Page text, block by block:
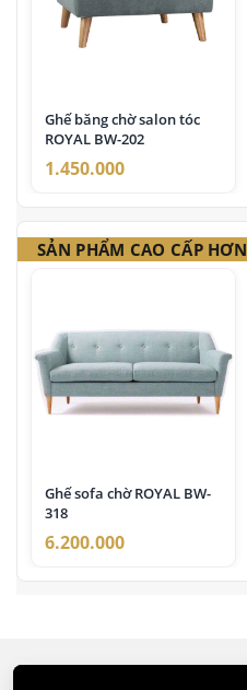
Ghế băng chờ salon tóc
ROYAL BW-202
1.450.000
SẢN PHẨM CAO CẤP HƠN
Ghế sofa chờ ROYAL BW-
318
6.200.000